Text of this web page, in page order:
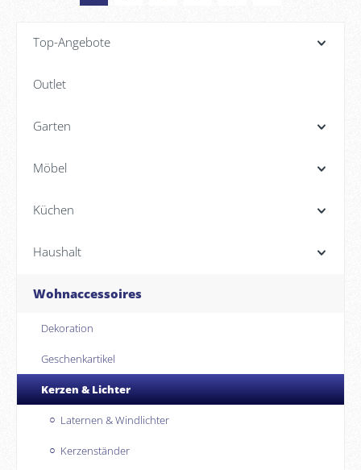
Top-Angebote
Outlet
Garten
Möbel
Küchen
Haushalt
Wohnaccessoires
Dekoration
Geschenkartikel
Kerzen & Lichter
Laternen & Windlichter
Kerzenständer